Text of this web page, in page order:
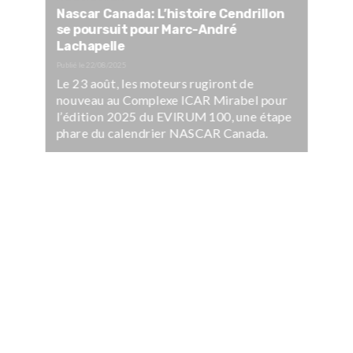
Nascar Canada: L’histoire Cendrillon
se poursuit pour Marc-André
Lachapelle
Le 23 août, les moteurs rugiront de
nouveau au Complexe ICAR Mirabel pour
l’édition 2025 du EVIRUM 100, une étape
phare du calendrier NASCAR Canada.